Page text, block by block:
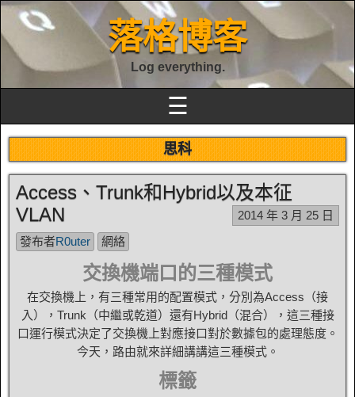
落格博客
Log everything.
☰
思科
Access、Trunk和Hybrid以及本征
VLAN
2014 年 3 月 25 日
發布者R0uter 網絡
交換機端口的三種模式
在交換機上，有三種常用的配置模式，分別為Access（接
入），Trunk（中繼或乾道）還有Hybrid（混合），這三種接
口運行模式決定了交換機上對應接口對於數據包的處理態度。
今天，路由就來詳細講講這三種模式。
標籤